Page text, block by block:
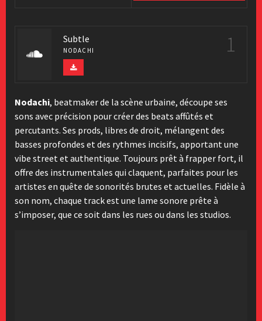
Subtle
NODACHI 1
Nodachi, beatmaker de la scène urbaine, découpe ses
sons avec précision pour créer des beats affûtés et
percutants. Ses prods, libres de droit, mélangent des
basses profondes et des rythmes incisifs, apportant une
vibe street et authentique. Toujours prêt à frapper fort, il
offre des instrumentales qui claquent, parfaites pour les
artistes en quête de sonorités brutes et actuelles. Fidèle à
son nom, chaque track est une lame sonore prête à
s’imposer, que ce soit dans les rues ou dans les studios.